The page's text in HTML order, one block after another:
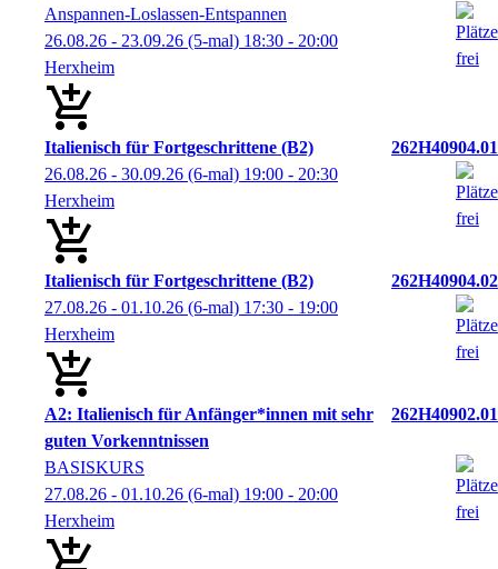
Anspannen-Loslassen-Entspannen
26.08.26 - 23.09.26 (5-mal) 18:30 - 20:00
Herxheim
Italienisch für Fortgeschrittene (B2)
262H40904.01
26.08.26 - 30.09.26 (6-mal) 19:00 - 20:30
Herxheim
Italienisch für Fortgeschrittene (B2)
262H40904.02
27.08.26 - 01.10.26 (6-mal) 17:30 - 19:00
Herxheim
A2: Italienisch für Anfänger*innen mit sehr
guten Vorkenntnissen
262H40902.01
BASISKURS
27.08.26 - 01.10.26 (6-mal) 19:00 - 20:00
Herxheim